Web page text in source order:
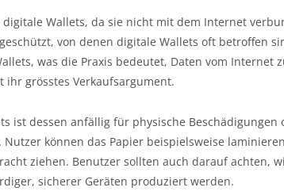
digitale Wallets, da sie nicht mit dem Internet
von denen digitale Wallets oft betroffen
was die Praxis bedeutet, Daten vom Internet
ihr grösstes Verkaufsargument.
ist dessen anfällig für physische Beschädigungen
können das Papier beispielsweise
ziehen. Benutzer sollten auch darauf achten,
sicherer Geräten produziert werden.